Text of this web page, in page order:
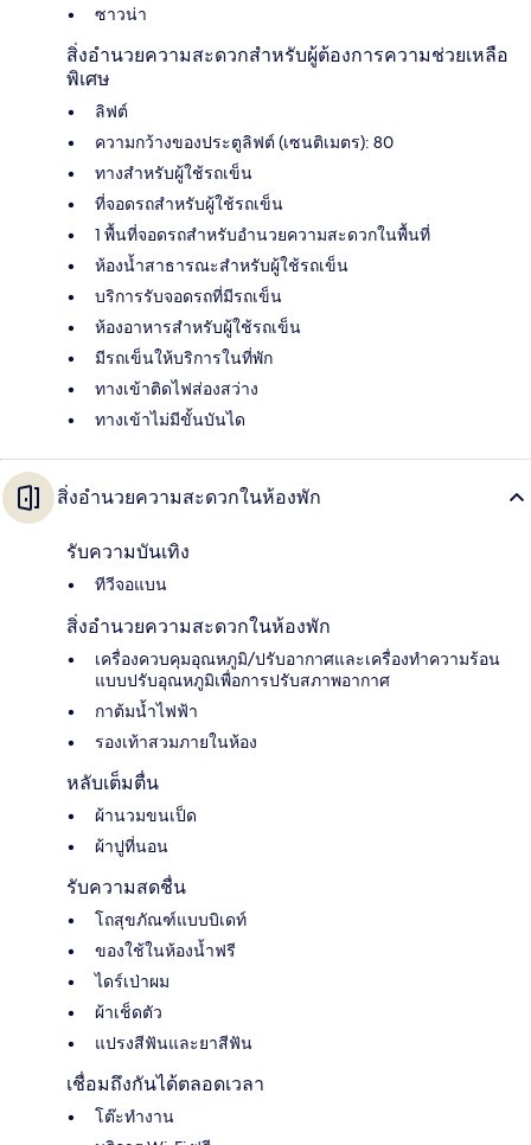
ซาวน่า
สิ่งอำนวยความสะดวกสำหรับผู้ต้องการความช่วยเหลือ
พิเศษ
ลิฟต์
ความกว้างของประตูลิฟต์ (เซนติเมตร): 80
ทางสำหรับผู้ใช้รถเข็น
ที่จอดรถสำหรับผู้ใช้รถเข็น
1 พื้นที่จอดรถสำหรับอำนวยความสะดวกในพื้นที่
ห้องน้ำสาธารณะสำหรับผู้ใช้รถเข็น
บริการรับจอดรถที่มีรถเข็น
ห้องอาหารสำหรับผู้ใช้รถเข็น
มีรถเข็นให้บริการในที่พัก
ทางเข้าติดไฟส่องสว่าง
ทางเข้าไม่มีขั้นบันได
สิ่งอำนวยความสะดวกในห้องพัก
รับความบันเทิง
ทีวีจอแบน
สิ่งอำนวยความสะดวกในห้องพัก
เครื่องควบคุมอุณหภูมิ/ปรับอากาศและเครื่องทำความร้อน
แบบปรับอุณหภูมิเพื่อการปรับสภาพอากาศ
กาต้มน้ำไฟฟ้า
รองเท้าสวมภายในห้อง
หลับเต็มตื่น
ผ้านวมขนเป็ด
ผ้าปูที่นอน
รับความสดชื่น
โถสุขภัณฑ์แบบบิเดท์
ของใช้ในห้องน้ำฟรี
ไดร์เป่าผม
ผ้าเช็ดตัว
แปรงสีฟันและยาสีฟัน
เชื่อมถึงกันได้ตลอดเวลา
โต๊ะทำงาน